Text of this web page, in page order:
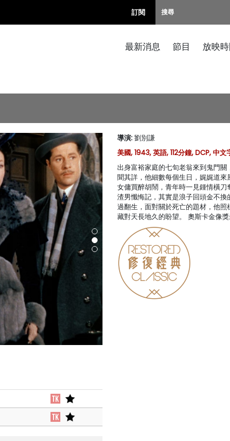
訂閱
最新消息 節目 放映
導演: 劉別謙
美國, 1943, 英語, 112分鐘, DCP, 中文
出身富裕家庭的七旬老翁來到鬼門
聞其詳，他細數每個生日，娓娓道
女傭買醉胡鬧，青年時一見鍾情橫
渣男懺悔記，其實是浪子回頭金不
過翻生，面對關於死亡的題材，他
藏對天長地久的盼望。 奧斯卡金像